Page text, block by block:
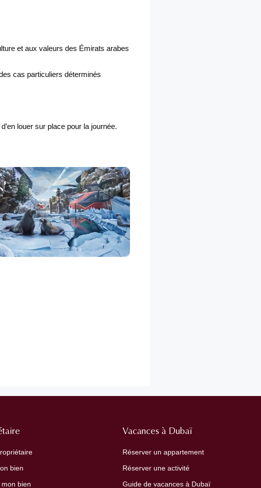
et aux valeurs des Émirats arabes
cas particuliers déterminés
louer sur place pour la journée.
bien
bien
Vacances à Dubaï
Réserver un appartement
Réserver une activité
Guide de vacances à Dubaï